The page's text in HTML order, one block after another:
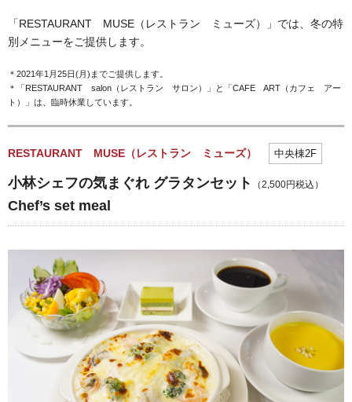
「RESTAURANT MUSE（レストラン ミューズ）」では、冬の特
別メニューをご提供します。
＊2021年1月25日(月)までご提供します。
＊「RESTAURANT salon（レストラン サロン）」と「CAFE ART（カフェ アー
ト）」は、臨時休業しています。
RESTAURANT MUSE（レストラン ミューズ） 中央棟2F
小林シェフの気まぐれ グラタンセット （2,500円税込）
Chef’s set meal